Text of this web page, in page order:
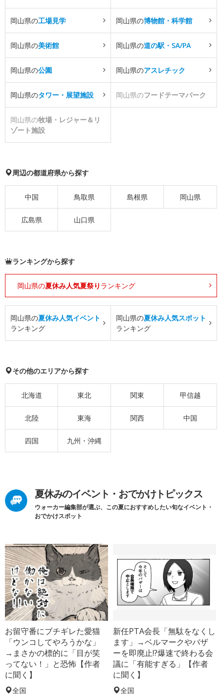
岡山県の工場見学 岡山県の博物館・科学館
岡山県の美術館 岡山県の道の駅・SA/PA
岡山県の公園 岡山県のアスレチック
岡山県のタワー・展望施設 岡山県のフードテーマパーク
岡山県の牧場・レジャー＆リ
ゾート施設
周辺の都道府県から探す
中国 鳥取県 島根県 岡山県
広島県 山口県
ランキングから探す
岡山県の夏休み人気夏祭り ランキング
岡山県の夏休み人気イベント
ランキング
岡山県の夏休み人気スポット
ランキング
その他のエリアから探す
北海道 東北 関東 甲信越
北陸 東海 関西 中国
四国 九州・沖縄
夏休みのイベント・おでかけトピックス
ウォーカー編集部が選ぶ、この夏におすすめしたい旬なイベント・
おでかけスポット
お留守番にブチギレた愛猫
「ウンコしてやろうかな」
→まさかの標的に「目が笑
ってない！」と恐怖【作者
に聞く】
全国
新任PTA会長「無駄をなくし
ます」→ベルマークやバザ
ーを即廃止!?爆速で終わる会
議に「有能すぎる」【作者
に聞く】
全国